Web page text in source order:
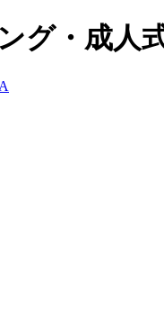
グ・成人